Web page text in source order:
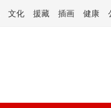
文化 援藏 插画 健康